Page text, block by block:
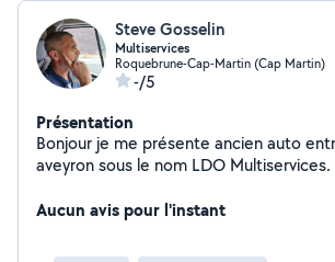
Steve Gosselin
Multiservices
Roquebrune-Cap-Martin (Cap Martin)
-/5
Présentation
Bonjour je me présente ancien auto
aveyron sous le nom LDO
mes avis positifs sur Google en tapant
services en tant que particulier toujours
Aucun avis pour l'instant